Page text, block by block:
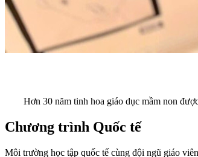
Hơn 30 năm tinh hoa giáo dục mầm non
Chương trình Quốc tế
Môi trường học tập quốc tế cùng đội ngũ giáo